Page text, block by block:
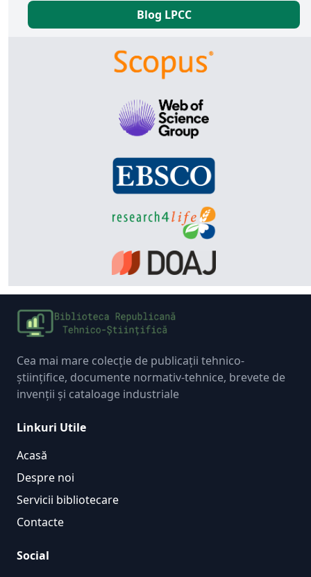
Blog LPCC
Cea mai mare colecție de publicații tehnico-
științifice, documente normativ-tehnice, brevete de
invenții și cataloage industriale
Linkuri Utile
Acasă
Despre noi
Servicii bibliotecare
Contacte
Social